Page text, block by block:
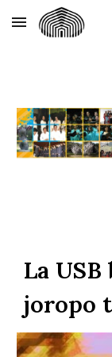
Skip to main
La
joropo